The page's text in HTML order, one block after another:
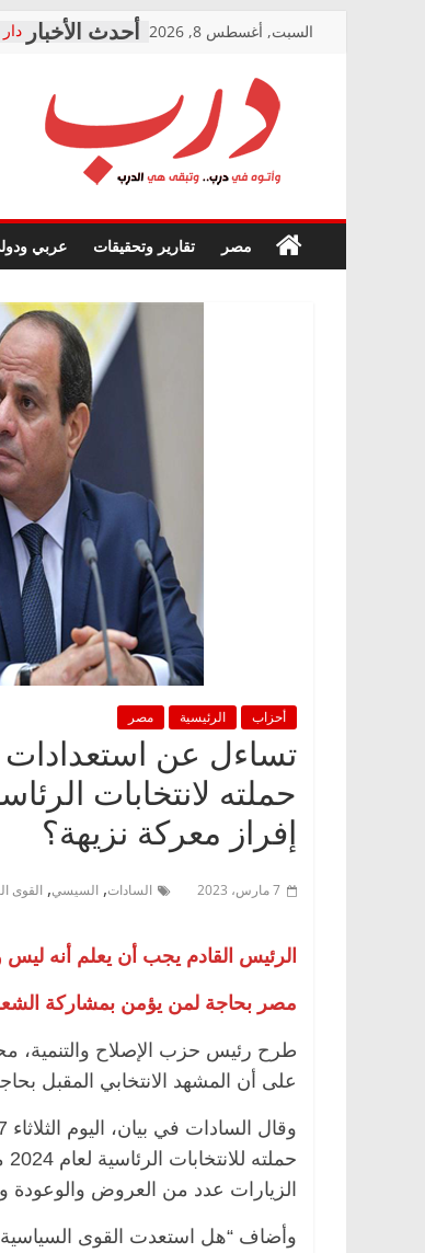
السبت, أغسطس 8, 2026
حق
درب
في
درب..
مصر تقارير وتحقيقات عربي
أحزاب الرئيسية مصر
تساءل عن استعدادات
حملته لانتخابات
إفراز معركة نزيهة؟
7 مارس، 2023 السادات, السيسي, القوى
الرئيس القادم يجب أن يعلم أنه
مصر بحاجة لمن يؤمن بمشاركة
طرح رئيس حزب الإصلاح والتنمية،
على أن المشهد الانتخابي المقبل
الزيارات عدد من العروض والوعودة
وأضاف “هل استعدت القوى
الرئيسية مصر
في ذكرى رحيله..
قانوني دافع عن
للحرية (بروفايل)
26 يناير، 2026
فاروق.. خبير اقتصادي
ميلاده وحيداً على أبواب